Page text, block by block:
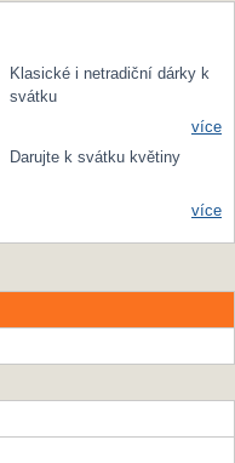
Klasické i netradiční dárky k
svátku
více
Darujte k svátku květiny
více